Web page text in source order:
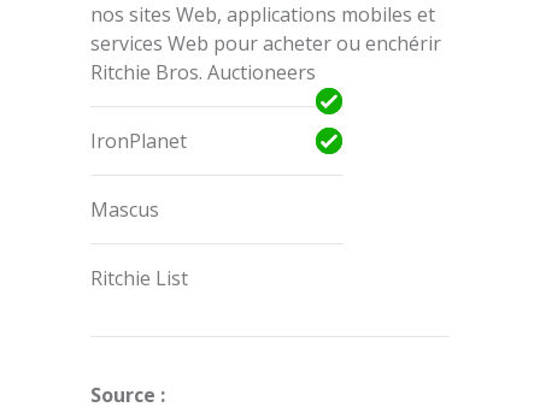
nos sites Web, applications mobiles et
services Web pour acheter ou enchérir
Ritchie Bros. Auctioneers
IronPlanet
Mascus
Ritchie List
Source :